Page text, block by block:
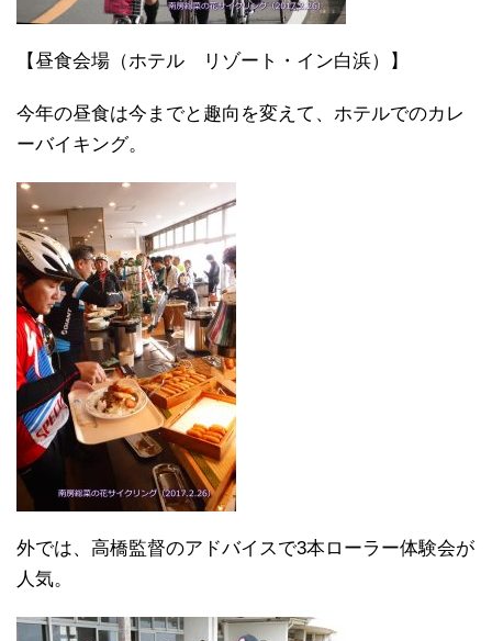
【昼食会場（ホテル リゾート・イン白浜）】
今年の昼食は今までと趣向を変えて、ホテルでのカレ
ーバイキング。
外では、高橋監督のアドバイスで3本ローラー体験会が
人気。